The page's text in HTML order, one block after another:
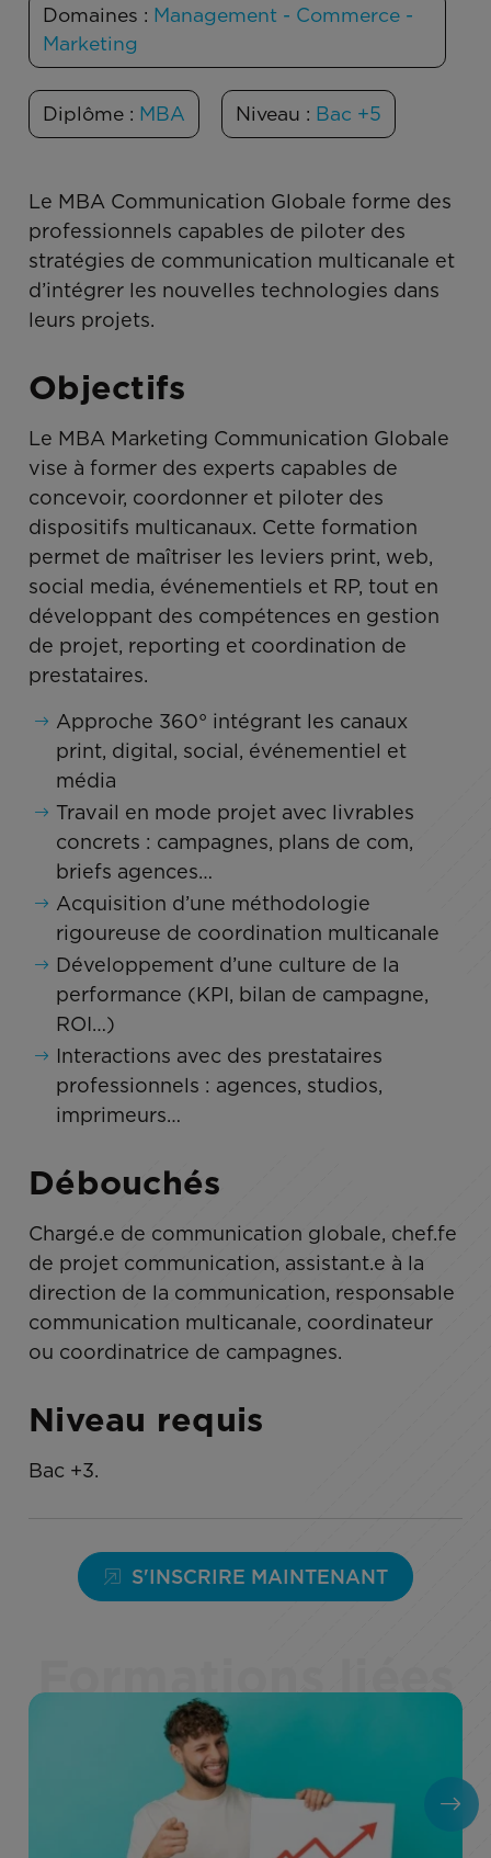
Domaines : Management - Commerce -
Marketing
Diplôme : MBA Niveau : Bac +5
Le MBA Communication Globale forme des
professionnels capables de piloter des
stratégies de communication multicanale et
d’intégrer les nouvelles technologies dans
leurs projets.
Objectifs
Le MBA Marketing Communication Globale
vise à former des experts capables de
concevoir, coordonner et piloter des
dispositifs multicanaux. Cette formation
permet de maîtriser les leviers print, web,
social media, événementiels et RP, tout en
développant des compétences en gestion
de projet, reporting et coordination de
prestataires.
Approche 360° intégrant les canaux
print, digital, social, événementiel et
média
Travail en mode projet avec livrables
concrets : campagnes, plans de com,
briefs agences…
Acquisition d’une méthodologie
rigoureuse de coordination multicanale
Développement d’une culture de la
performance (KPI, bilan de campagne,
ROI…)
Interactions avec des prestataires
professionnels : agences, studios,
imprimeurs…
Débouchés
Chargé.e de communication globale, chef.fe
de projet communication, assistant.e à la
direction de la communication, responsable
communication multicanale, coordinateur
ou coordinatrice de campagnes.
Niveau requis
Bac +3.
S'INSCRIRE MAINTENANT
Formations liées